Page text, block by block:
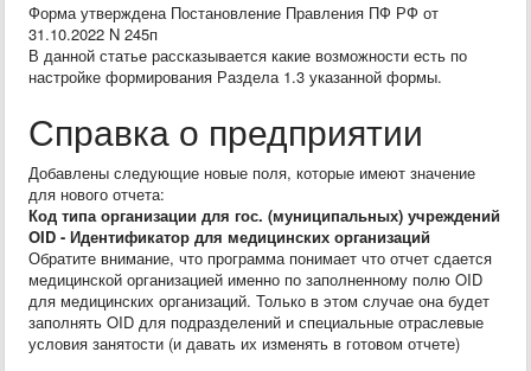
Форма утверждена Постановление Правления ПФ РФ от
31.10.2022 N 245п
В данной статье рассказывается какие возможности есть по
настройке формирования Раздела 1.3 указанной формы.
Справка о предприятии
Добавлены следующие новые поля, которые имеют значение
для нового отчета:
Код типа организации для гос. (муниципальных) учреждений
OID - Идентификатор для медицинских организаций
Обратите внимание, что программа понимает что отчет сдается
медицинской организацией именно по заполненному полю OID
для медицинских организаций. Только в этом случае она будет
заполнять OID для подразделений и специальные отраслевые
условия занятости (и давать их изменять в готовом отчете)